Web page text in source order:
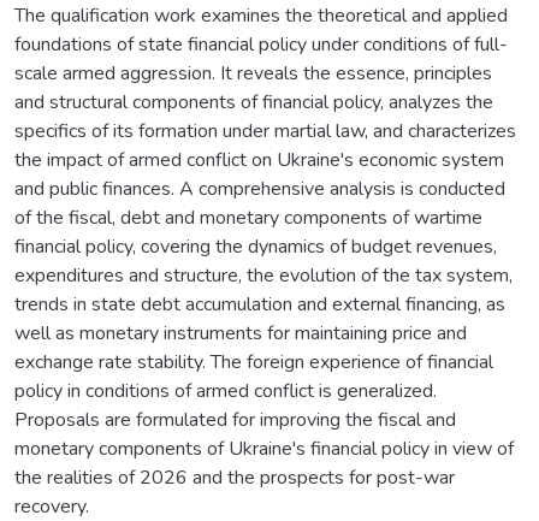
The qualification work examines the theoretical and applied
foundations of state financial policy under conditions of full-
scale armed aggression. It reveals the essence, principles
and structural components of financial policy, analyzes the
specifics of its formation under martial law, and characterizes
the impact of armed conflict on Ukraine's economic system
and public finances. A comprehensive analysis is conducted
of the fiscal, debt and monetary components of wartime
financial policy, covering the dynamics of budget revenues,
expenditures and structure, the evolution of the tax system,
trends in state debt accumulation and external financing, as
well as monetary instruments for maintaining price and
exchange rate stability. The foreign experience of financial
policy in conditions of armed conflict is generalized.
Proposals are formulated for improving the fiscal and
monetary components of Ukraine's financial policy in view of
the realities of 2026 and the prospects for post-war
recovery.